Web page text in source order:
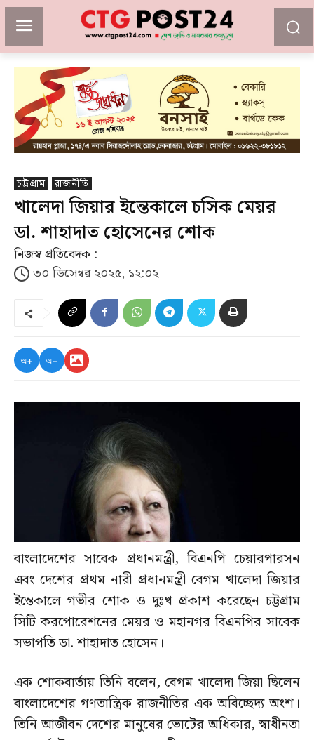
চট্টগ্রাম রাজনীতি
খালেদা জিয়ার ইন্তেকালে চসিক মেয়র
ডা. শাহাদাত হোসেনের শোক
নিজস্ব প্রতিবেদক :
৩০ ডিসেম্বর ২০২৫, ১২:০২
অ+ অ−
বাংলাদেশের সাবেক প্রধানমন্ত্রী, বিএনপি চেয়ারপারসন
এবং দেশের প্রথম নারী প্রধানমন্ত্রী বেগম খালেদা জিয়ার
ইন্তেকালে গভীর শোক ও দুঃখ প্রকাশ করেছেন চট্টগ্রাম
সিটি করপোরেশনের মেয়র ও মহানগর বিএনপির সাবেক
সভাপতি ডা. শাহাদাত হোসেন।
এক শোকবার্তায় তিনি বলেন, বেগম খালেদা জিয়া ছিলেন
বাংলাদেশের গণতান্ত্রিক রাজনীতির এক অবিচ্ছেদ্য অংশ।
তিনি আজীবন দেশের মানুষের ভোটের অধিকার, স্বাধীনতা